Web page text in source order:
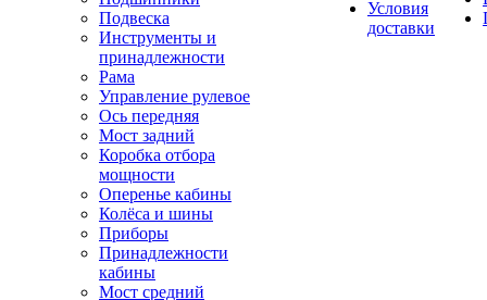
Подвеска
Инструменты и
принадлежности
Рама
Управление рулевое
Ось передняя
Мост задний
Коробка отбора
мощности
Оперенье кабины
Колёса и шины
Приборы
Принадлежности
кабины
Мост средний
Условия
доставки